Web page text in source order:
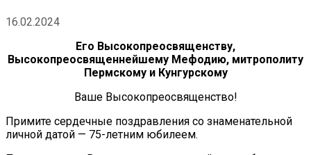
16.02.2024
Его Высокопреосвященству,
Высокопреосвященнейшему Мефодию, митрополиту
Пермскому и Кунгурскому
Ваше Высокопреосвященство!
Примите сердечные поздравления со знаменательной
личной датой — 75-летним юбилеем.